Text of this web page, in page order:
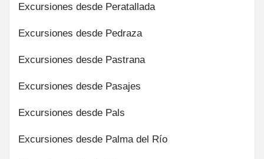
Excursiones desde Peratallada
Excursiones desde Pedraza
Excursiones desde Pastrana
Excursiones desde Pasajes
Excursiones desde Pals
Excursiones desde Palma del Río